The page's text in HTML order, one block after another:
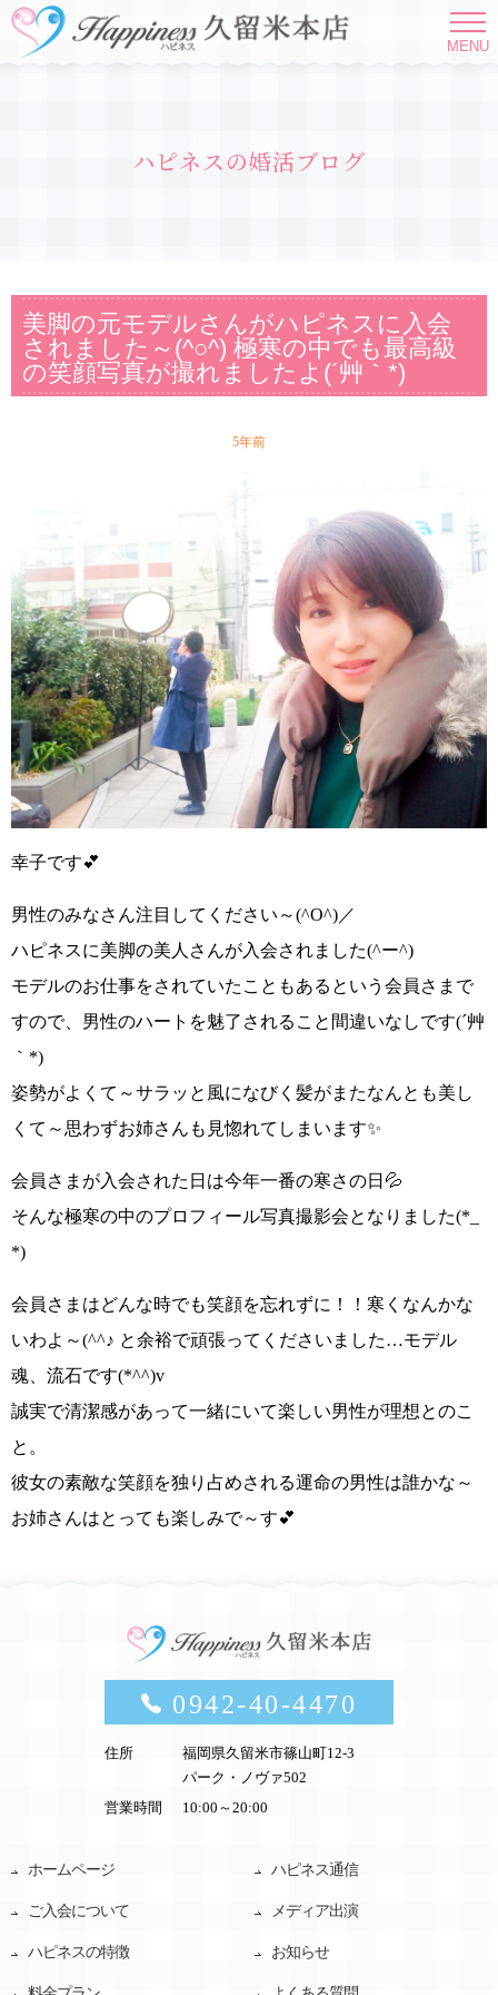
MENU
ハピネスの婚活ブログ
美脚の元モデルさんがハピネスに入会
されました～(^○^) 極寒の中でも最高級
の笑顔写真が撮れましたよ(´艸｀*)
5年前
幸子です💕
男性のみなさん注目してください～(^O^)／
ハピネスに美脚の美人さんが入会されました(^ー^)
モデルのお仕事をされていたこともあるという会員さまで
すので、男性のハートを魅了されること間違いなしです(´艸
｀*)
姿勢がよくて～サラッと風になびく髪がまたなんとも美し
くて～思わずお姉さんも見惚れてしまいます✨
会員さまが入会された日は今年一番の寒さの日 💦
そんな極寒の中のプロフィール写真撮影会となりました(*_
*)
会員さまはどんな時でも笑顔を忘れずに！！ 寒くなんかな
いわよ～(^^♪ と余裕で頑張ってくださいました…モデル
魂、流石です(*^^)v
誠実で清潔感があって一緒にいて楽しい男性が理想とのこ
と。
彼女の素敵な笑顔を独り占めされる運命の男性は誰かな～
お姉さんはとっても楽しみで～す💕
0942-40-4470
住所
福岡県久留米市篠山町12-3
パーク・ノヴァ502
営業時間
10:00～20:00
ホームページ
ご入会について
ハピネスの特徴
ハピネス通信
メディア出演
お知らせ